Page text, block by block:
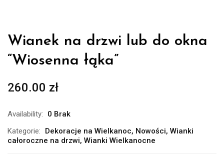
Wianek na drzwi lub do okna
“Wiosenna łąka”
260.00 zł
Availability:
0 Brak
Kategorie:
Dekoracje na Wielkanoc, Nowości, Wianki
całoroczne na drzwi, Wianki Wielkanocne